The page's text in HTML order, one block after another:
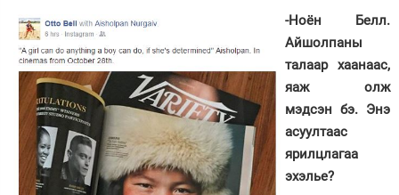
-Ноён Белл.
Айшолпаны
талаар хаанаас,
яаж олж
мэдсэн бэ. Энэ
асуултаас
ярилцлагаа
эхэлье?